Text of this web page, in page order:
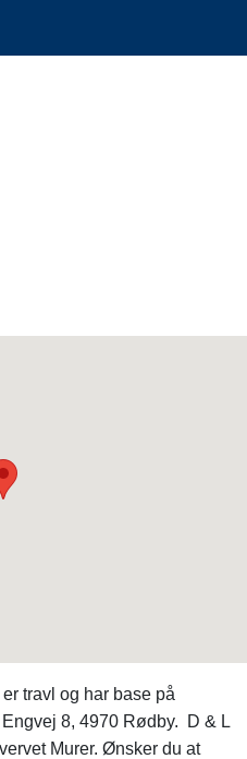
travl og har base på
8, 4970 Rødby. D & L
Murer. Ønsker du at